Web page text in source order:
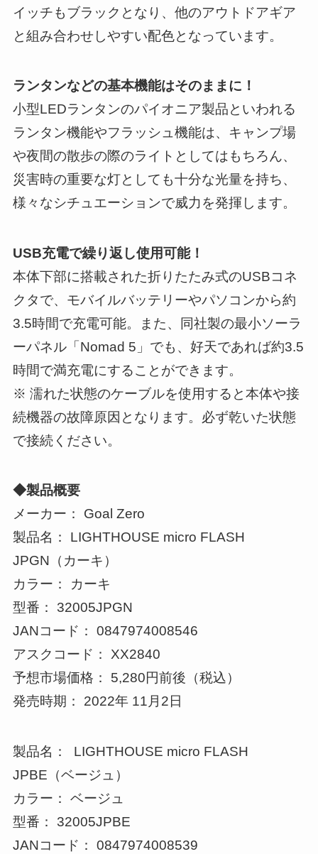
イッチもブラックとなり、他のアウトドアギア
と組み合わせしやすい配色となっています。
ランタンなどの基本機能はそのままに！
小型LEDランタンのパイオニア製品といわれる
ランタン機能やフラッシュ機能は、キャンプ場
や夜間の散歩の際のライトとしてはもちろん、
災害時の重要な灯としても十分な光量を持ち、
様々なシチュエーションで威力を発揮します。
USB充電で繰り返し使用可能！
本体下部に搭載された折りたたみ式のUSBコネ
クタで、モバイルバッテリーやパソコンから約
3.5時間で充電可能。また、同社製の最小ソーラ
ーパネル「Nomad 5」でも、好天であれば約3.5
時間で満充電にすることができます。
※ 濡れた状態のケーブルを使用すると本体や接
続機器の故障原因となります。必ず乾いた状態
で接続ください。
◆製品概要
メーカー： Goal Zero
製品名： LIGHTHOUSE micro FLASH
JPGN（カーキ）
カラー： カーキ
型番： 32005JPGN
JANコード： 0847974008546
アスクコード： XX2840
予想市場価格： 5,280円前後（税込）
発売時期： 2022年 11月2日
製品名： LIGHTHOUSE micro FLASH
JPBE（ベージュ）
カラー： ベージュ
型番： 32005JPBE
JANコード： 0847974008539